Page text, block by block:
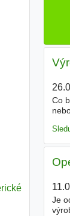
strojů
strojů
strojů
Co
Je